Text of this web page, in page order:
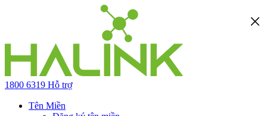
1800 6319 Hỗ trợ
Tên Miền